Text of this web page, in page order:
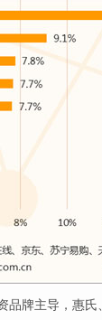
牌主导，惠氏